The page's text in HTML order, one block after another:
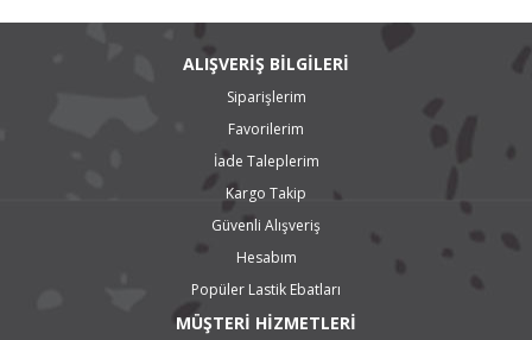
ALIŞVERİŞ BİLGİLERİ
Siparişlerim
Favorilerim
İade Taleplerim
Kargo Takip
Güvenli Alışveriş
Hesabım
Popüler Lastik Ebatları
MÜŞTERİ HİZMETLERİ